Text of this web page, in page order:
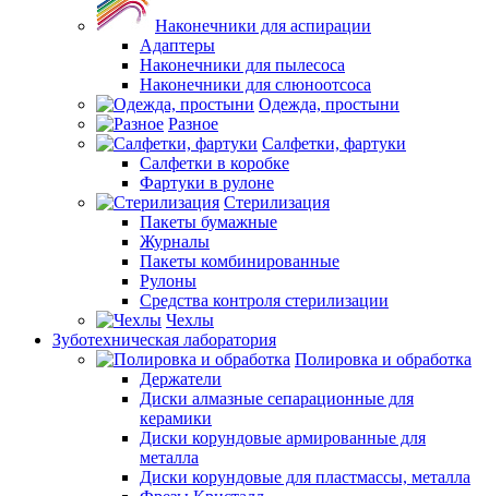
Наконечники для аспирации
Адаптеры
Наконечники для пылесоса
Наконечники для слюноотсоса
Одежда, простыни
Разное
Салфетки, фартуки
Салфетки в коробке
Фартуки в рулоне
Стерилизация
Пакеты бумажные
Журналы
Пакеты комбинированные
Рулоны
Средства контроля стерилизации
Чехлы
Зуботехническая лаборатория
Полировка и обработка
Держатели
Диски алмазные сепарационные для
керамики
Диски корундовые армированные для
металла
Диски корундовые для пластмассы, металла